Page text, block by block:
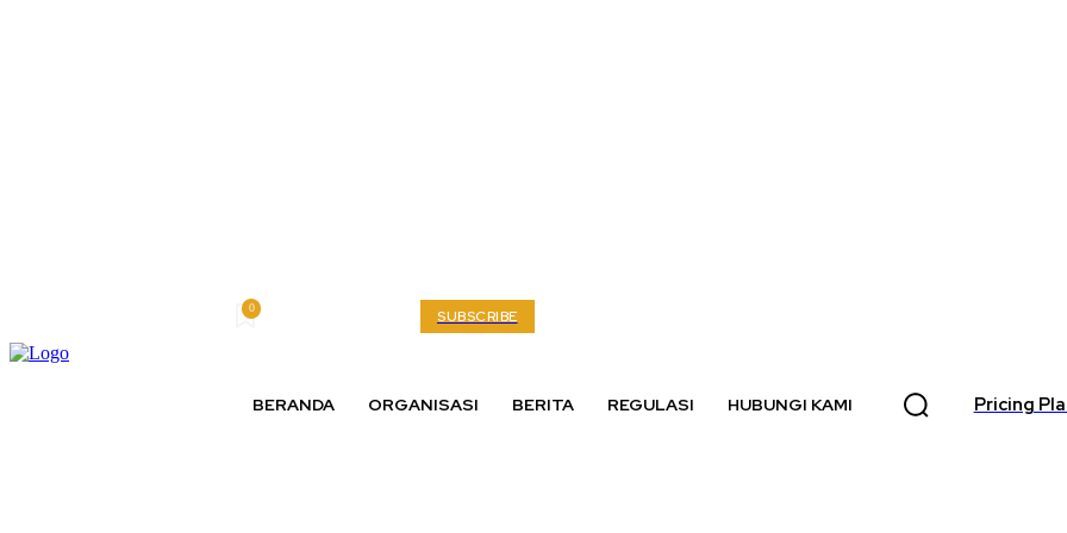
0 SUBSCRIBE
BERANDA ORGANISASI BERITA REGULASI HUBUNGI KAMI Pricing